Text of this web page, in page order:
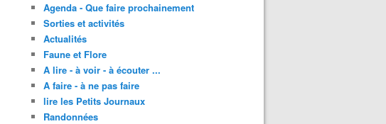
Agenda - Que faire prochainement
Sorties et activités
Actualités
Faune et Flore
A lire - à voir - à écouter ...
A faire - à ne pas faire
lire les Petits Journaux
Randonnées